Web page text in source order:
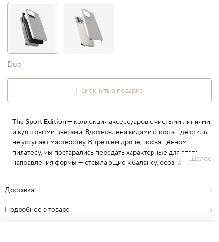
Duo
Намекнуть о подарке
The Sport Edition— коллекция аксессуаров с чистыми линиями
и культовыми цветами. Вдохновлена видами спорта, где стиль
не уступает мастерству. В третьем дропе, посвящённом
пилатесу, мы постарались передать характерные для этого
направления формы — отсылающие к балансу, осознанности,
плавности движений и минимализму.
...Далее
Доставка
Подробнее о товаре